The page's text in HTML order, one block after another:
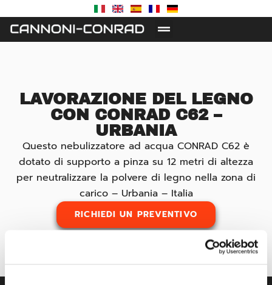
LAVORAZIONE DEL LEGNO
CON CONRAD C62 –
URBANIA
Questo nebulizzatore ad acqua CONRAD C62 è
dotato di supporto a pinza su 12 metri di altezza
per neutralizzare la polvere di legno nella zona di
carico – Urbania – Italia
RICHIEDI UN PREVENTIVO